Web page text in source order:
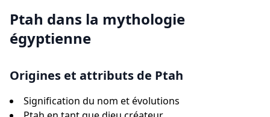
Ptah dans la mythologie
égyptienne
Origines et attributs de Ptah
Signification du nom et évolutions